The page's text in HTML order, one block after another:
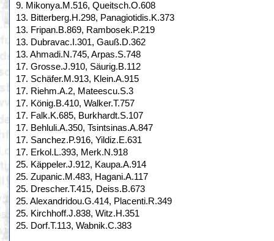
9. Mikonya.M.516, Queitsch.O.608
13. Bitterberg.H.298, Panagiotidis.K.373
13. Fripan.B.869, Rambosek.P.219
13. Dubravac.I.301, Gauß.D.362
13. Ahmadi.N.745, Arpas.S.748
17. Grosse.J.910, Säurig.B.112
17. Schäfer.M.913, Klein.A.915
17. Riehm.A.2, Mateescu.S.3
17. König.B.410, Walker.T.757
17. Falk.K.685, Burkhardt.S.107
17. Behluli.A.350, Tsintsinas.A.847
17. Sanchez.P.916, Yildiz.E.631
17. Erkol.L.393, Merk.N.918
25. Käppeler.J.912, Kaupa.A.914
25. Zupanic.M.483, Hagani.A.117
25. Drescher.T.415, Deiss.B.673
25. Alexandridou.G.414, Placenti.R.349
25. Kirchhoff.J.838, Witz.H.351
25. Dorf.T.113, Wabnik.C.383